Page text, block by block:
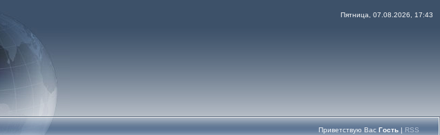
Пятница, 07.08.2026, 17:43
Приветствую Вас Гость | RSS